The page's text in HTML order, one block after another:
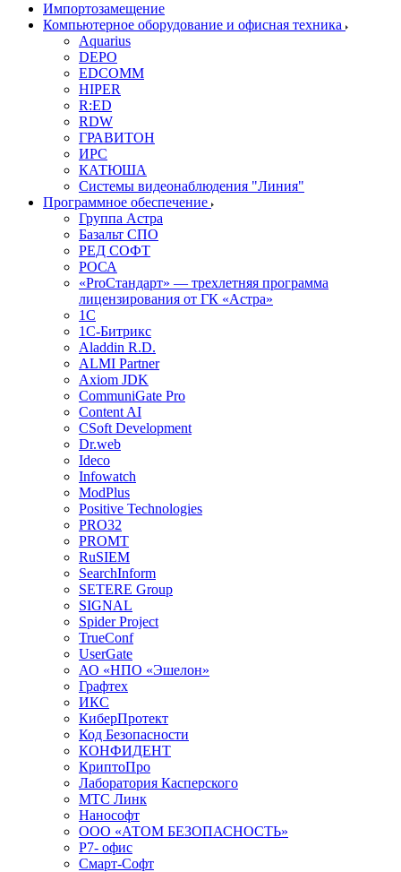
Импортозамещение
Компьютерное оборудование и офисная техника
Aquarius
DEPO
EDCOMM
HIPER
R:ED
RDW
ГРАВИТОН
ИРС
КАТЮША
Системы видеонаблюдения "Линия"
Программное обеспечение
Группа Астра
Базальт СПО
РЕД СОФТ
РОСА
«ProСтандарт» — трехлетняя программа
лицензирования от ГК «Астра»
1С
1С-Битрикc
Aladdin R.D.
ALMI Partner
Axiom JDK
CommuniGate Pro
Content AI
CSoft Development
Dr.web
Ideco
Infowatch
ModPlus
Positive Technologies
PRO32
PROMT
RuSIEM
SearchInform
SETERE Group
SIGNAL
Spider Project
TrueConf
UserGate
АО «НПО «Эшелон»
Графтех
ИКС
КиберПротект
Код Безопасности
КОНФИДЕНТ
КриптоПро
Лаборатория Касперского
МТС Линк
Нанософт
ООО «АТОМ БЕЗОПАСНОСТЬ»
Р7- офис
Смарт-Софт